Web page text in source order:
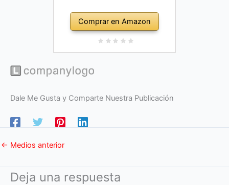
Comprar en Amazon
Dale Me Gusta y Comparte Nuestra Publicación
← Medios anterior
Deja una respuesta